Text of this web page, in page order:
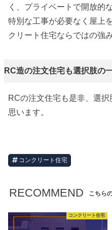
く、プライベートで開放的
特別な工事が必要なく屋上
クリート住宅ならではの強
RC造の注文住宅も選択肢の
RCの注文住宅も是非、選
思います。
コンクリート住宅
RECOMMEND こちら
コンクリート住宅